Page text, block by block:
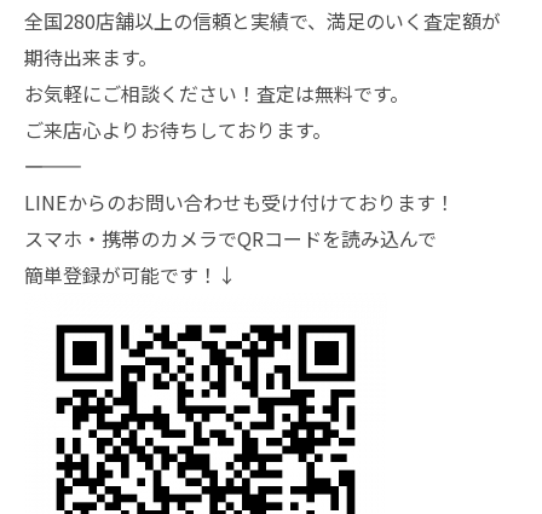
全国280店舗以上の信頼と実績で、満足のいく査定額が
期待出来ます。
お気軽にご相談ください！査定は無料です。
ご来店心よりお待ちしております。
―――――――
LINEからのお問い合わせも受け付けております！
スマホ・携帯のカメラでQRコードを読み込んで
簡単登録が可能です！↓